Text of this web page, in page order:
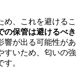
め、これを避けるこ
の保管は避けるべき
響が出る可能性があ
すいため、匂いの強
。